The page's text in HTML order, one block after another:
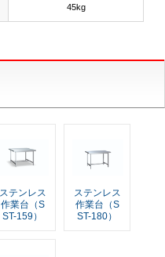
45kg
ステンレス
作業台（S
ST-159）
ステンレス
作業台（S
ST-180）